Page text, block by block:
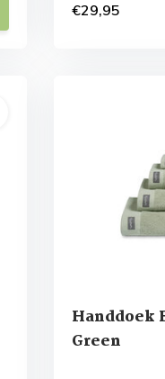
€29,95
Handdoek
Green